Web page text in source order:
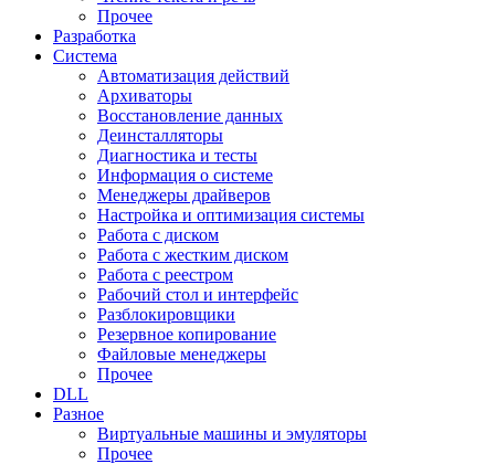
Прочее
Разработка
Система
Автоматизация действий
Архиваторы
Восстановление данных
Деинсталляторы
Диагностика и тесты
Информация о системе
Менеджеры драйверов
Настройка и оптимизация системы
Работа с диском
Работа с жестким диском
Работа с реестром
Рабочий стол и интерфейс
Разблокировщики
Резервное копирование
Файловые менеджеры
Прочее
DLL
Разное
Виртуальные машины и эмуляторы
Прочее